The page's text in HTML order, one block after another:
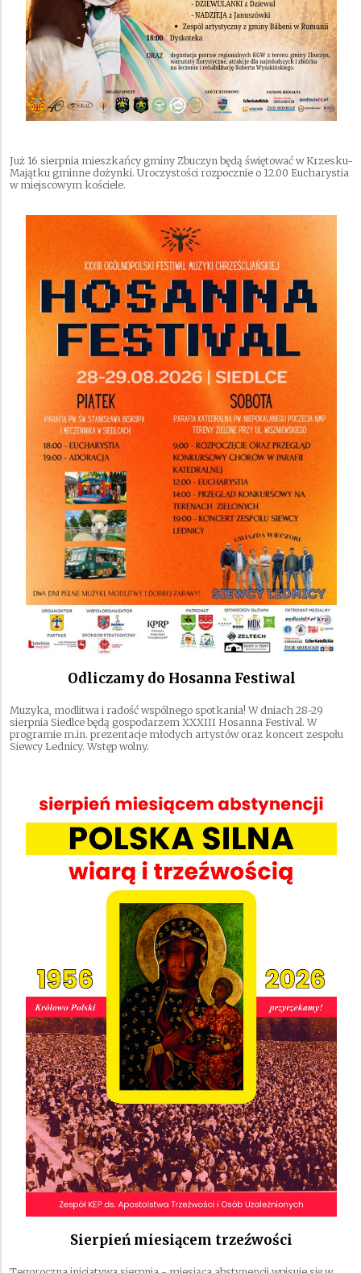
Już 16 sierpnia mieszkańcy gminy Zbuczyn będą świętować w Krzesku-
Majątku gminne dożynki. Uroczystości rozpocznie o 12.00 Eucharystia
w miejscowym kościele.
Odliczamy do Hosanna Festiwal
Muzyka, modlitwa i radość wspólnego spotkania! W dniach 28-29
sierpnia Siedlce będą gospodarzem XXXIII Hosanna Festival. W
programie m.in. prezentacje młodych artystów oraz koncert zespołu
Siewcy Lednicy. Wstęp wolny.
Sierpień miesiącem trzeźwości